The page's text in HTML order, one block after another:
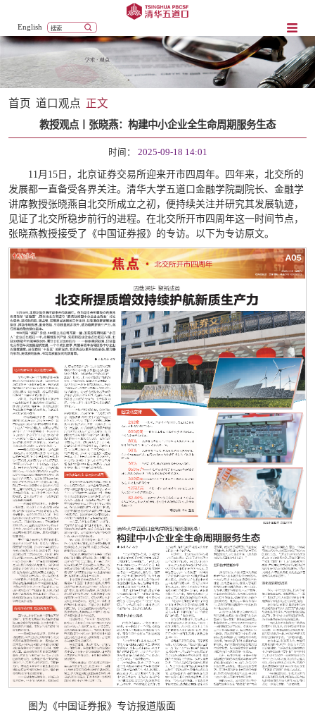
English
首页 道口观点 正文
教授观点丨张晓燕：构建中小企业全生命周期服务生态
时间： 2025-09-18 14:01
11月15日，北京证券交易所迎来开市四周年。四年来，北交所的
发展都一直备受各界关注。清华大学五道口金融学院副院长、金融学
讲席教授张晓燕自北交所成立之初，便持续关注并研究其发展轨迹，
见证了北交所稳步前行的进程。在北交所开市四周年这一时间节点，
张晓燕教授接受了《中国证券报》的专访。以下为专访原文。
图为《中国证券报》专访报道版面